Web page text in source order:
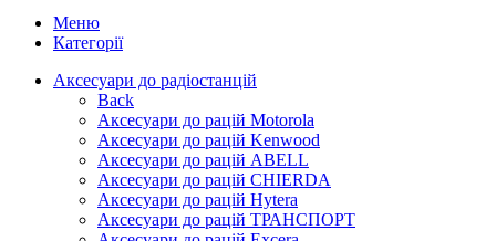
Меню
Категорії
Аксесуари до радіостанцій
Back
Аксесуари до рацій Motorola
Аксесуари до рацій Kenwood
Аксесуари до рацій ABELL
Аксесуари до рацій CHIERDA
Аксесуари до рацій Hytera
Аксесуари до рацій ТРАНСПОРТ